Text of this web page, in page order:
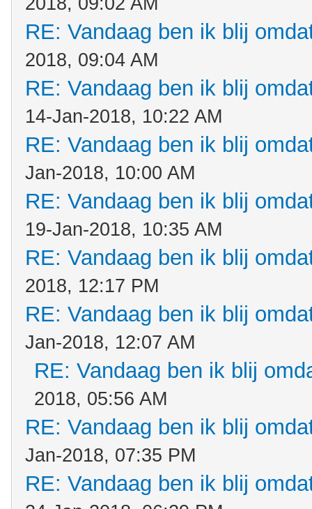
RE: Vandaag ben ik blij
2018, 09:04 AM
RE: Vandaag ben ik blij
14-Jan-2018, 10:22 AM
RE: Vandaag ben ik blij
Jan-2018, 10:00 AM
RE: Vandaag ben ik blij
19-Jan-2018, 10:35 AM
RE: Vandaag ben ik blij
2018, 12:17 PM
RE: Vandaag ben ik blij
Jan-2018, 12:07 AM
RE: Vandaag ben ik blij
2018, 05:56 AM
RE: Vandaag ben ik blij
Jan-2018, 07:35 PM
RE: Vandaag ben ik blij